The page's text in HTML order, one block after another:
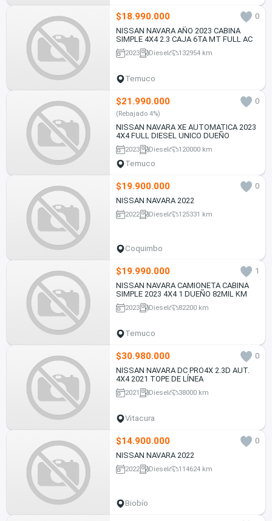
$18.990.000
0
NISSAN NAVARA AÑO 2023 CABINA
SIMPLE 4X4 2.3 CAJA 6TA MT FULL AC
2023 Diesel 132954 km
Temuco
$21.990.000 0
(Rebajado 4%)
NISSAN NAVARA XE AUTOMATICA 2023
4X4 FULL DIESEL UNICO DUEÑO
2023 Diesel 120000 km
Temuco
$19.900.000
0
NISSAN NAVARA 2022
2022 Diesel 125331 km
Coquimbo
$19.990.000
1
NISSAN NAVARA CAMIONETA CABINA
SIMPLE 2023 4X4 1 DUEÑO 82MIL KM
2023 Diesel 82200 km
Temuco
$30.980.000
0
NISSAN NAVARA DC PRO4X 2.3D AUT.
4X4 2021 TOPE DE LÍNEA
2021 Diesel 38000 km
Vitacura
$14.900.000
0
NISSAN NAVARA 2022
2022 Diesel 114624 km
Biobío